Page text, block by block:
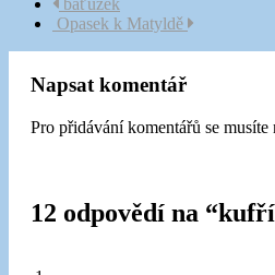
Navigace
příspěvku
baťůžek
Opasek k Matyldě
Napsat komentář
Pro přidávání komentářů se musíte
12 odpovědí na “